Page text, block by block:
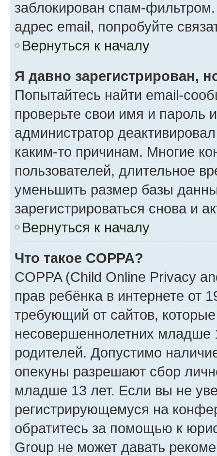
заблокирован спам-
адрес email, попробуйте
Вернуться к началу
Я давно зарегистрирован,
Попытайтесь найти email-
проверьте свои имя и пароль
администратор
каким-то причинам. Многие
пользователей, длительное
уменьшить размер базы
зарегистрироваться снова и
Вернуться к началу
Что такое COPPA?
COPPA (Child Online Privacy
прав ребёнка в интернете от
требующий от сайтов,
несовершеннолетних младше
родителей. Допустимо
опекуны разрешают сбор
младше 13 лет. Если вы не
регистрирующемуся на
обратитесь за помощью к
Group не может давать